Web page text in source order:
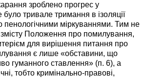
зроблено прогрес у
було тривале тримання в ізоляції
пенологічними міркуваннями. Тим не
змісту Положення про помилування,
для вирішення питання про
є лише «обставини, що
гуманного ставлення» (п. 6), а
тобто кримінально-правові,